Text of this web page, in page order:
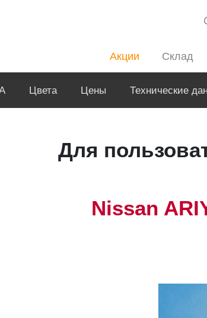
Акции Склад
Цвета Цены Технические
Для
Nissan